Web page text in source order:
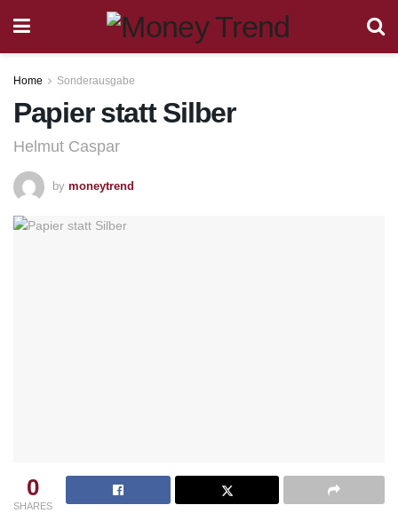
Home Sonderausgabe
Papier statt Silber
Helmut Caspar
by moneytrend
0
SHARES